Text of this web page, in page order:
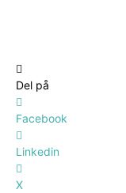
Del på
Facebook
Linkedin
X